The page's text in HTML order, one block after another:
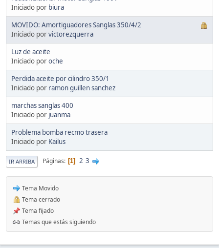
Iniciado por biura
MOVIDO: Amortiguadores Sanglas 350/4/2
Iniciado porvictorezquerra
Luz de aceite
Iniciado poroche
Perdida aceite por cilindro 350/1
Iniciado por ramon guillen sanchez
marchas sanglas 400
Iniciado por juanma
Problema bomba recmo trasera
Iniciado por Kailus
IR ARRIBA Páginas 1 2 3
Tema Movido
Tema cerrado
Tema fijado
Temas que estás siguiendo